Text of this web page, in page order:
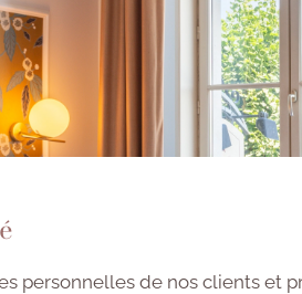
personnelles de nos clients et